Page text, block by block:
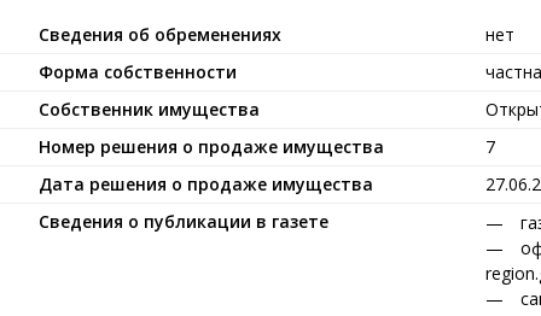
Сведения об обременениях
нет
Форма собственности
Собственник имущества
Номер решения о продаже имущества
7
Дата решения о продаже имущества
Сведения о публикации в газете